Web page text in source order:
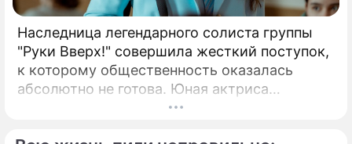
Наследница легендарного солиста группы
"Руки Вверх!" совершила жесткий поступок,
к которому общественность оказалась
абсолютно не готова. Юная актриса
Вероника Жукова, дочь бессменного лидера